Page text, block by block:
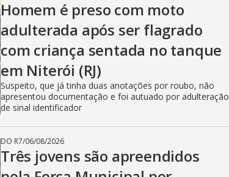
Homem é preso com moto
adulterada após ser flagrado
com criança sentada no tanque
em Niterói (RJ)
Suspeito, que já tinha duas anotações por roubo, não
apresentou documentação e foi autuado por adulteração
de sinal identificador
DO R7/06/08/2026
Três jovens são apreendidos